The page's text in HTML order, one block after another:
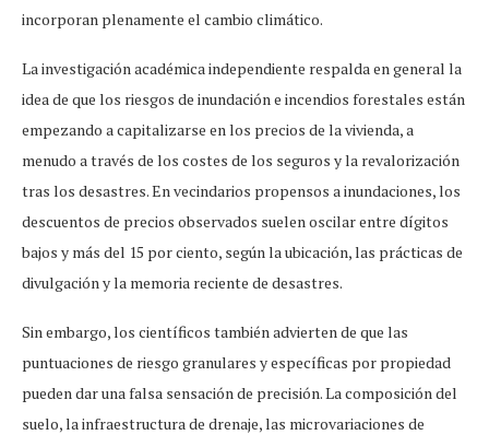
incorporan plenamente el cambio climático.
La investigación académica independiente respalda en general la
idea de que los riesgos de inundación e incendios forestales están
empezando a capitalizarse en los precios de la vivienda, a
menudo a través de los costes de los seguros y la revalorización
tras los desastres. En vecindarios propensos a inundaciones, los
descuentos de precios observados suelen oscilar entre dígitos
bajos y más del 15 por ciento, según la ubicación, las prácticas de
divulgación y la memoria reciente de desastres.
Sin embargo, los científicos también advierten de que las
puntuaciones de riesgo granulares y específicas por propiedad
pueden dar una falsa sensación de precisión. La composición del
suelo, la infraestructura de drenaje, las microvariaciones de